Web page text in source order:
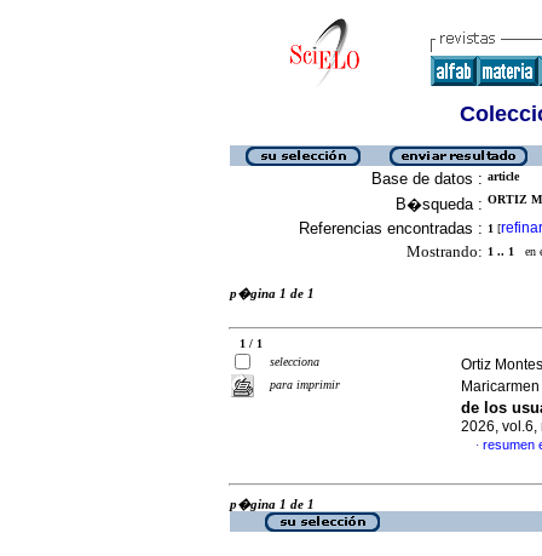
Base de datos : article
B�squeda : ORTIZ
Referencias encontradas : 1 [refinar
Mostrando: 1 .. 1 en
p�gina 1 de 1
1 / 1
selecciona
para imprimir
Ortiz
Maricarmen
de los
2026, vol.6,
· resumen
p�gina 1 de 1